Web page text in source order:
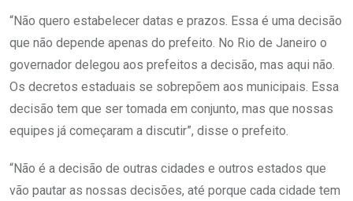
“Não quero estabelecer datas e prazos. Essa é uma decisão
que não depende apenas do prefeito. No Rio de Janeiro o
governador delegou aos prefeitos a decisão, mas aqui não.
Os decretos estaduais se sobrepõem aos municipais. Essa
decisão tem que ser tomada em conjunto, mas que nossas
equipes já começaram a discutir”, disse o prefeito.
“Não é a decisão de outras cidades e outros estados que
vão pautar as nossas decisões, até porque cada cidade tem